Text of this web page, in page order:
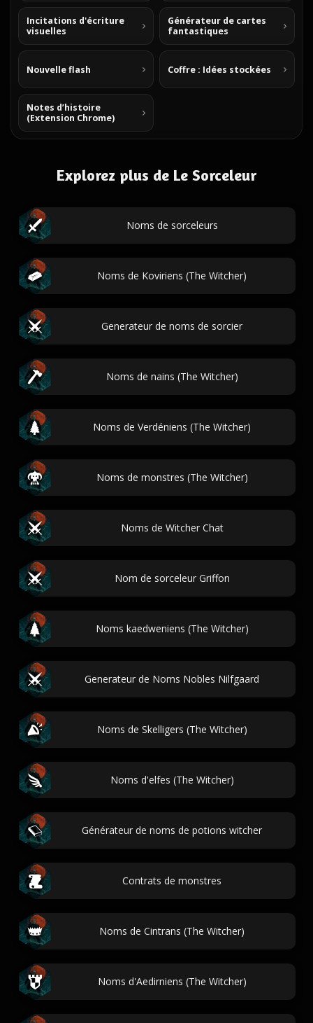
Incitations d'écriture
visuelles
Générateur de cartes
fantastiques
Nouvelle flash Coffre : Idées stockées
Notes d’histoire
(Extension Chrome)
Explorez plus de Le Sorceleur
Noms de sorceleurs
Noms de Koviriens (The Witcher)
Generateur de noms de sorcier
Noms de nains (The Witcher)
Noms de Verdéniens (The Witcher)
Noms de monstres (The Witcher)
Noms de Witcher Chat
Nom de sorceleur Griffon
Noms kaedweniens (The Witcher)
Generateur de Noms Nobles Nilfgaard
Noms de Skelligers (The Witcher)
Noms d'elfes (The Witcher)
Générateur de noms de potions witcher
Contrats de monstres
Noms de Cintrans (The Witcher)
Noms d'Aedirniens (The Witcher)